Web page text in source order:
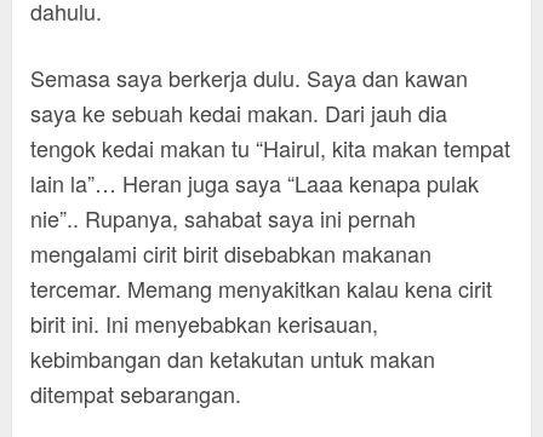
dahulu.
Semasa saya berkerja dulu. Saya dan kawan
saya ke sebuah kedai makan. Dari jauh dia
tengok kedai makan tu “Hairul, kita makan tempat
lain la”… Heran juga saya “Laaa kenapa pulak
nie”.. Rupanya, sahabat saya ini pernah
mengalami cirit birit disebabkan makanan
tercemar. Memang menyakitkan kalau kena cirit
birit ini. Ini menyebabkan kerisauan,
kebimbangan dan ketakutan untuk makan
ditempat sebarangan.